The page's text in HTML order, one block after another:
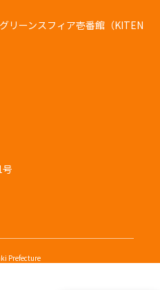
リーンスフィア壱番館（KITEN
Prefecture